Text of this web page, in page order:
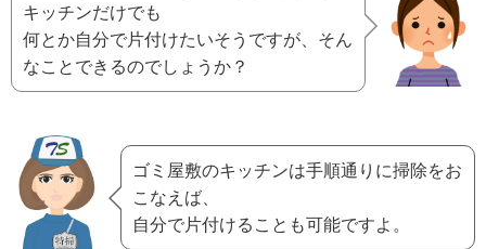
キッチンだけでも
何とか自分で片付けたいそうですが、そん
なことできるのでしょうか？
ゴミ屋敷のキッチンは手順通りに掃除をお
こなえば、
自分で片付けることも可能ですよ。